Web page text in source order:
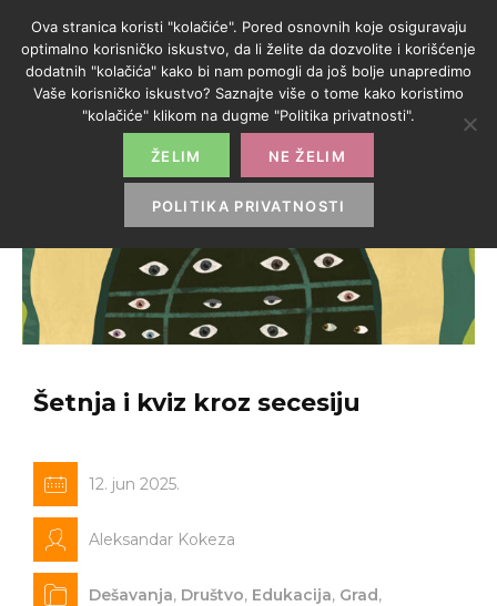
Šetnja i kviz kroz secesiju
12. jun 2025.
Aleksandar Kokeza
Dešavanja, Društvo, Edukacija, Grad,
Ova stranica koristi "kolačiće". Pored osnovnih koje osiguravaju
optimalno korisničko iskustvo, da li želite da dozvolite i korišćenje
dodatnih "kolačića" kako bi nam pomogli da još bolje unapredimo
Vaše korisničko iskustvo? Saznajte više o tome kako koristimo
"kolačiće" klikom na dugme "Politika privatnosti".
ŽELIM NE ŽELIM
POLITIKA PRIVATNOSTI